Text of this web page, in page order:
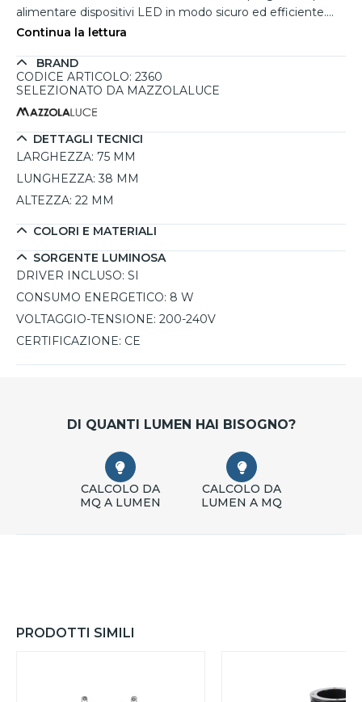
alimentare dispositivi LED in modo sicuro ed efficiente.
Con un ingresso di 200-240V, questo trasformatore è in
corrente continua (CC) di 200 mA. L'output varia da 3V a
40V, permettendo una grande versatilità nell'utilizzo con
x 22 mm lo rendono adatto per l'installazione in spazi
ridotti e facilmente integrabile in impianti di illuminazione.
Un prodotto essenziale per garantire un'alimentazione
stabile e sicura ai sistemi di illuminazione LED.
Continua la lettura
BRAND
CODICE ARTICOLO: 2360
SELEZIONATO DA MAZZOLALUCE
DETTAGLI TECNICI
LARGHEZZA: 75 MM
LUNGHEZZA: 38 MM
ALTEZZA: 22 MM
COLORI E MATERIALI
SORGENTE LUMINOSA
DRIVER INCLUSO: SI
CONSUMO ENERGETICO: 8 W
VOLTAGGIO-TENSIONE: 200-240V
CERTIFICAZIONE: CE
DI QUANTI LUMEN HAI BISOGNO?
CALCOLO DA
MQ A LUMEN
CALCOLO DA
LUMEN A MQ
PRODOTTI SIMILI